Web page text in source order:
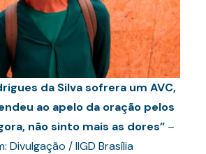
da Silva sofrera um AVC,
ao apelo da oração pelos
não sinto mais as dores” –
Divulgação / IIGD Brasília